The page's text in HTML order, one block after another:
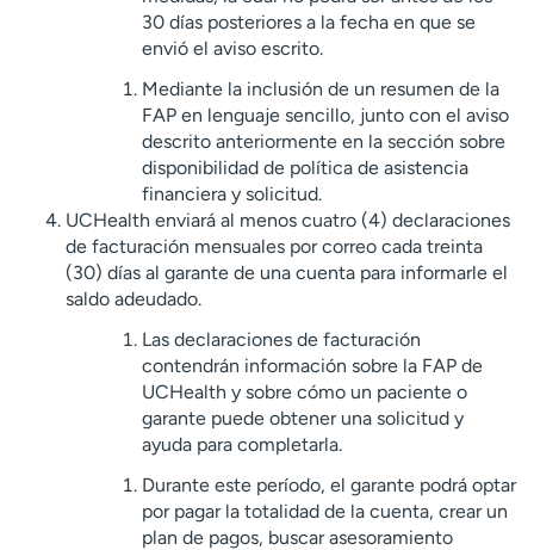
30 días posteriores a la fecha en que se
envió el aviso escrito.
Mediante la inclusión de un resumen de la
FAP en lenguaje sencillo, junto con el aviso
descrito anteriormente en la sección sobre
disponibilidad de política de asistencia
financiera y solicitud.
UCHealth enviará al menos cuatro (4) declaraciones
de facturación mensuales por correo cada treinta
(30) días al garante de una cuenta para informarle el
saldo adeudado.
Las declaraciones de facturación
contendrán información sobre la FAP de
UCHealth y sobre cómo un paciente o
garante puede obtener una solicitud y
ayuda para completarla.
Durante este período, el garante podrá optar
por pagar la totalidad de la cuenta, crear un
plan de pagos, buscar asesoramiento